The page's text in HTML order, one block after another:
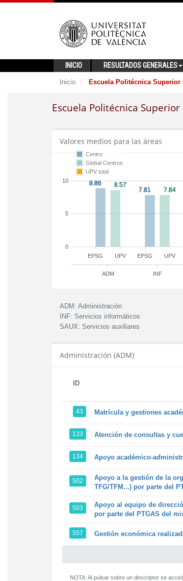
INICIO RESULTADOS GENERALES
Inicio Escuela Politécnica Superior
Escuela Politécnica Superior
Valores medios para las áreas
EPSG EPSG
UPV UPV
ADM INF
0
5
10
Centro
Global Centros
UPV total
ADM: Administración
INF: Servicios informáticos
SAUX: Servicios auxiliares
Administración (ADM)
ID
43 Matrícula y gestiones
133 Atención de consultas y
134 Apoyo académico-
502
Apoyo a la gestión de la
TFG/TFM...) por parte del
503
Apoyo al equipo de
por parte del PTGAS del
557 Gestión económica
NOTA: Al pulsar sobre un descriptor se